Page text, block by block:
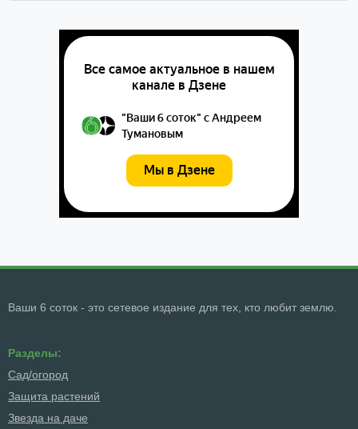
Ваши 6 соток - это сетевое издание для тех, кто любит землю.
Разделы:
Сад/огород
Защита растений
Звезда на даче